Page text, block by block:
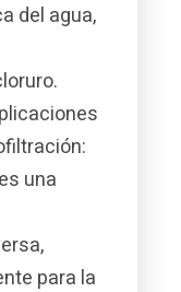
del agua,
una
para la